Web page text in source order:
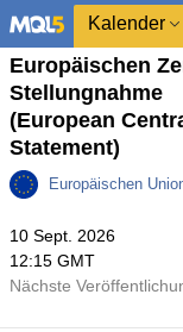
Kalender
Europäischen
Stellungnahme
(European
Statement)
Europäischen
10 Sept. 2026
12:15 GMT
Nächste